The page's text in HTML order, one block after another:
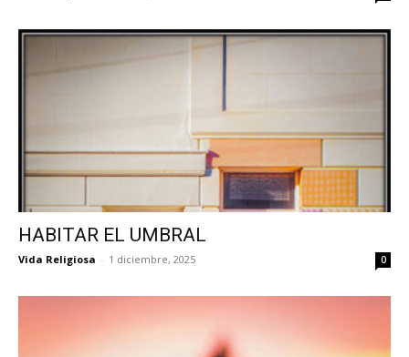
HABITAR EL UMBRAL
Vida Religiosa - 1 diciembre, 2025 0